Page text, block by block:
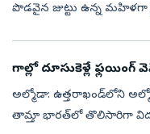
పొడవైన జుట్టు ఉన్న మహిళగా
గాల్లో దూసుకెళ్లే
అల్మోడా: ఉత్తరాఖండ్‌లోని
తామ్తా భారత్‌లో తొలిసారిగా